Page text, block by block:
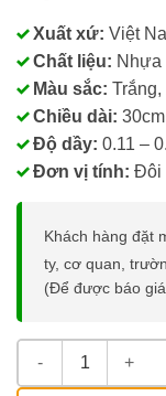
Xuất xứ: Việt
Chất liệu: Nhựa
Màu sắc:
Chiều dài:
Độ dầy: 0.11 –
Đơn vị tính: Đôi
Khách hàng đặt
ty, cơ quan,
(Để được báo
Ống Tay Nhựa số